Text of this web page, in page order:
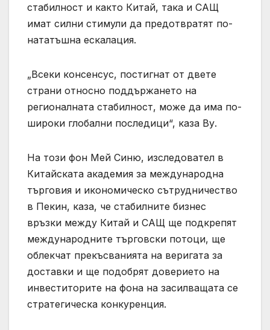
стабилност и както Китай, така и САЩ
имат силни стимули да предотвратят по-
нататъшна ескалация.
„Всеки консенсус, постигнат от двете
страни относно поддържането на
регионалната стабилност, може да има по-
широки глобални последици“, каза Ву.
На този фон Мей Синю, изследовател в
Китайската академия за международна
търговия и икономическо сътрудничество
в Пекин, каза, че стабилните бизнес
връзки между Китай и САЩ ще подкрепят
международните търговски потоци, ще
облекчат прекъсванията на веригата за
доставки и ще подобрят доверието на
инвеститорите на фона на засилващата се
стратегическа конкуренция.